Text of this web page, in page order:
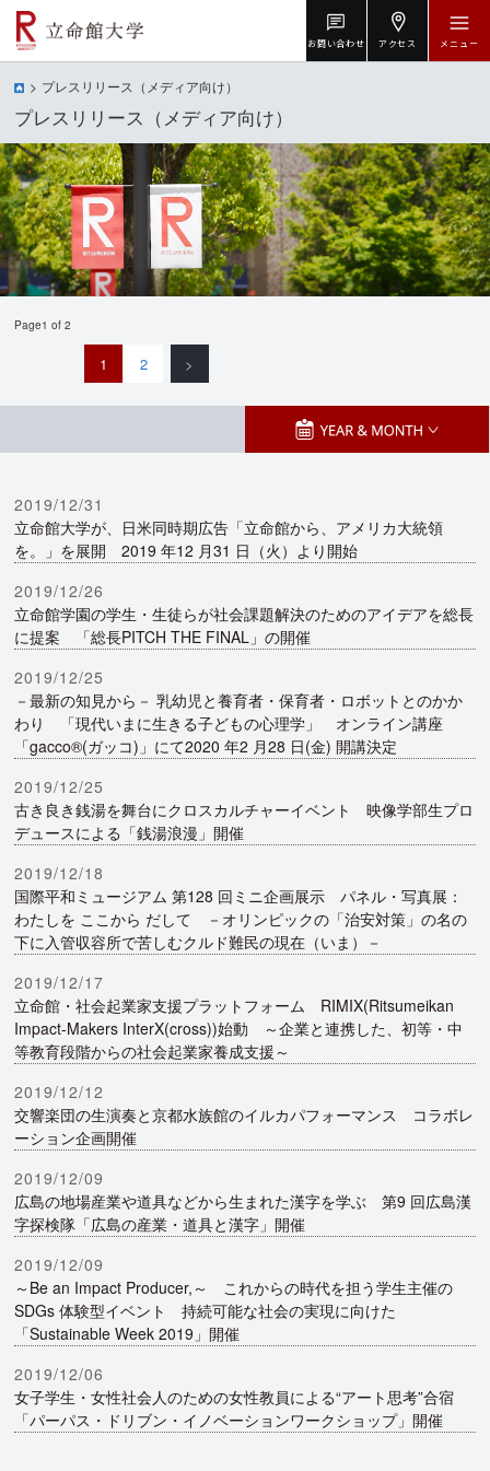
お問い合わせ アクセス メニュー
プレスリリース（メディア向け）
プレスリリース（メディア向け）
Page1 of 2
1 2 >
2019/12/31
立命館大学が、日米同時期広告「立命館から、アメリカ大統領
を。」を展開 2019 年12 月31 日（火）より開始
2019/12/26
立命館学園の学生・生徒らが社会課題解決のためのアイデアを総長
に提案 「総長PITCH THE FINAL」の開催
2019/12/25
－最新の知見から－ 乳幼児と養育者・保育者・ロボットとのかか
わり 「現代いまに生きる子どもの心理学」 オンライン講座
「gacco®(ガッコ)」にて2020 年2 月28 日(金) 開講決定
2019/12/25
古き良き銭湯を舞台にクロスカルチャーイベント 映像学部生プロ
デュースによる「銭湯浪漫」開催
2019/12/18
国際平和ミュージアム 第128 回ミニ企画展示 パネル・写真展：
わたしを ここから だして －オリンピックの「治安対策」の名の
下に入管収容所で苦しむクルド難民の現在（いま）－
2019/12/17
立命館・社会起業家支援プラットフォーム RIMIX(Ritsumeikan
Impact-Makers InterX(cross))始動 ～企業と連携した、初等・中
等教育段階からの社会起業家養成支援～
2019/12/12
交響楽団の生演奏と京都水族館のイルカパフォーマンス コラボレ
ーション企画開催
2019/12/09
広島の地場産業や道具などから生まれた漢字を学ぶ 第9 回広島漢
字探検隊「広島の産業・道具と漢字」開催
2019/12/09
～Be an Impact Producer,～ これからの時代を担う学生主催の
SDGs 体験型イベント 持続可能な社会の実現に向けた
「Sustainable Week 2019」開催
2019/12/06
女子学生・女性社会人のための女性教員による“アート思考”合宿
「パーパス・ドリブン・イノベーションワークショップ」開催